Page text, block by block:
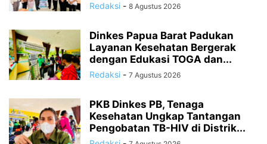
Redaksi - 8 Agustus 2026
Dinkes Papua Barat Padukan
Layanan Kesehatan Bergerak
dengan Edukasi TOGA dan...
Redaksi - 7 Agustus 2026
PKB Dinkes PB, Tenaga
Kesehatan Ungkap Tantangan
Pengobatan TB-HIV di Distrik...